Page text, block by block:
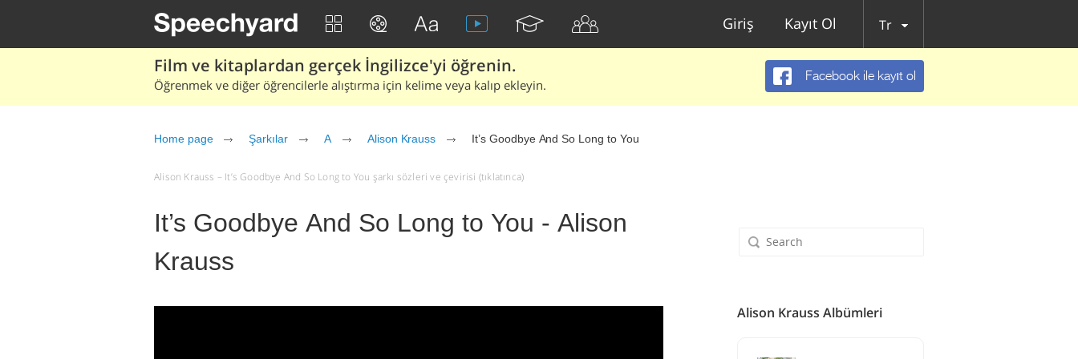
Giriş Kayıt Ol Tr
Film ve kitaplardan gerçek İngilizce'yi öğrenin.
Öğrenmek ve diğer öğrencilerle alıştırma için kelime veya kalıp ekleyin.
Facebook ile kayıt ol
Home page Şarkılar A Alison Krauss It’s Goodbye And So Long to You
Alison Krauss – It’s Goodbye And So Long to You şarkı sözleri ve çevirisi (tıklatınca)
It’s Goodbye And So Long to You - Alison
Krauss
Alison Krauss Albümleri